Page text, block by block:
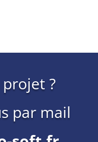
?
par mail